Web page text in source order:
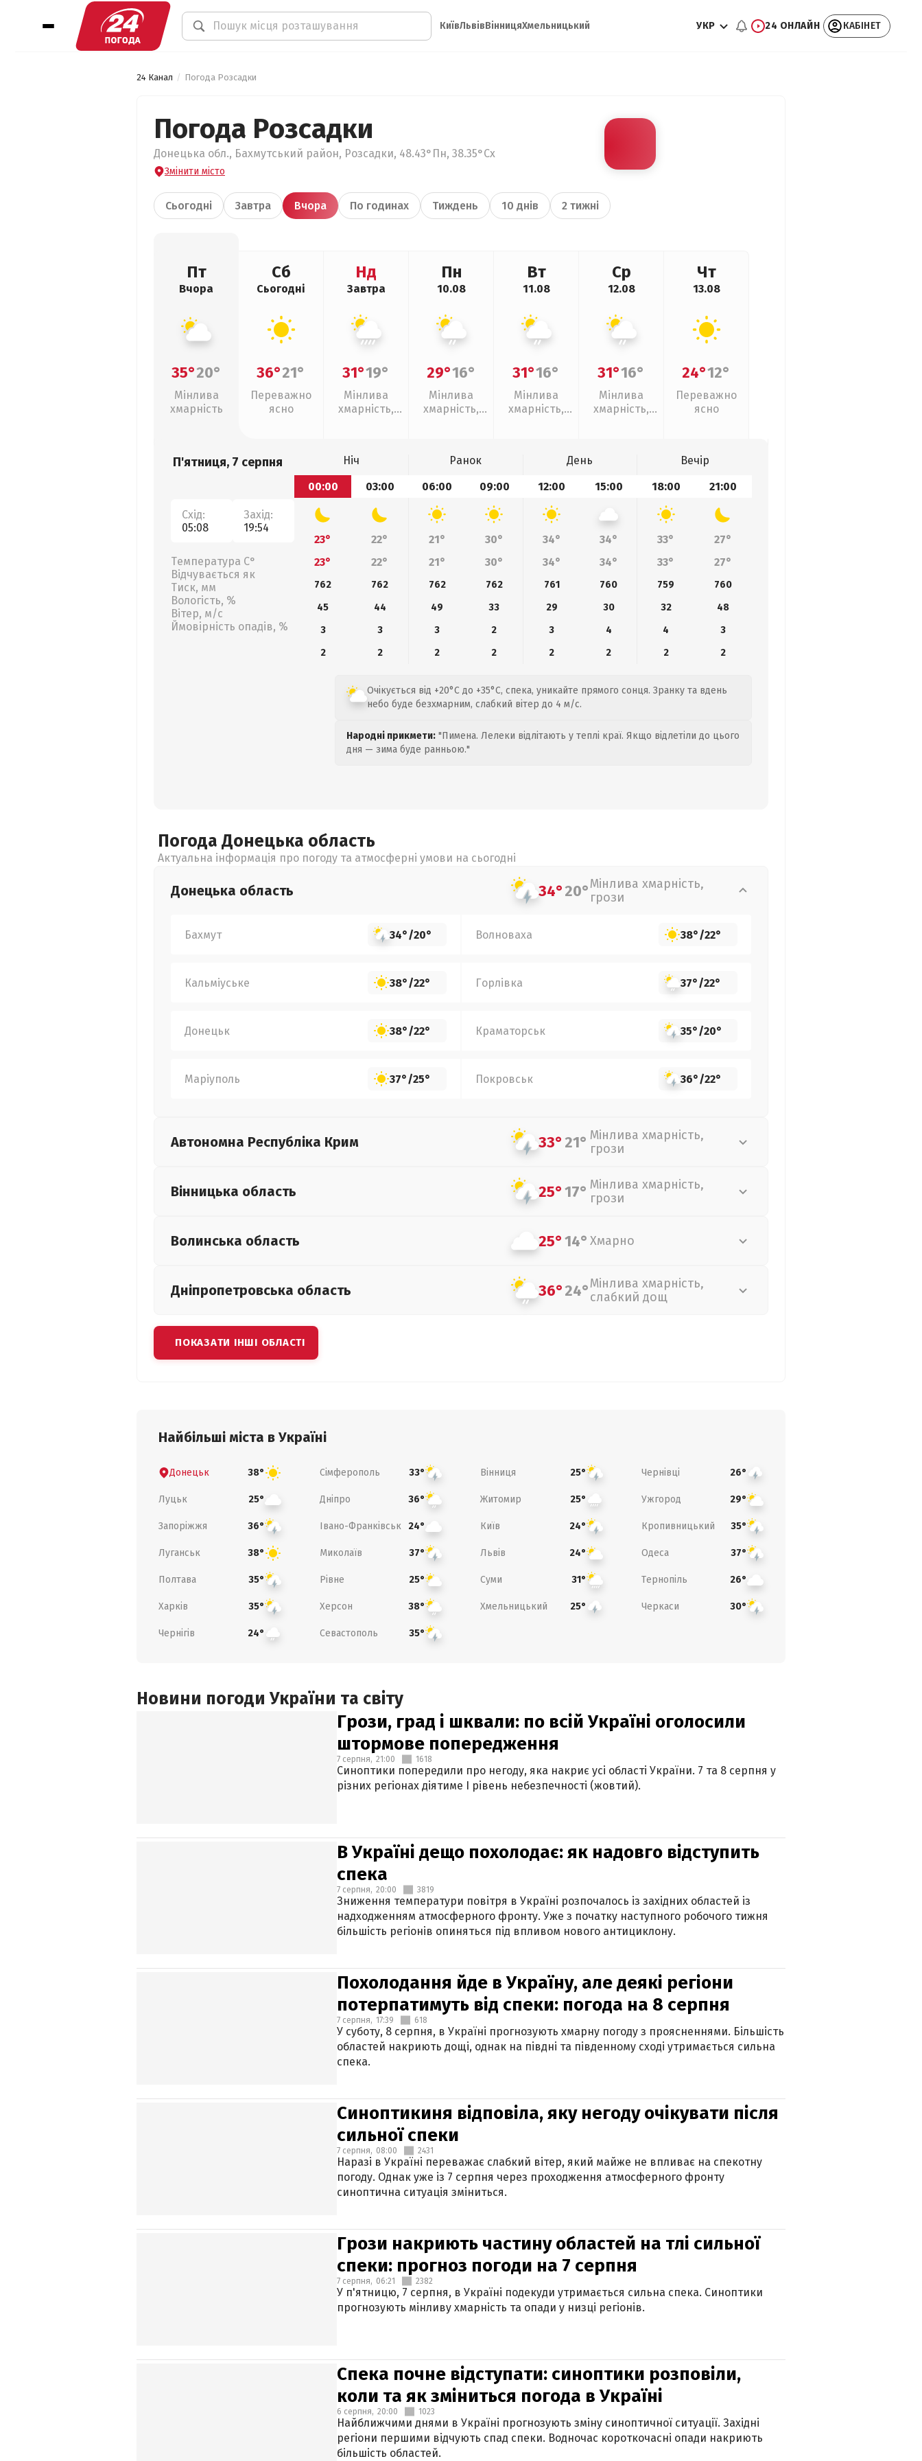
КиївЛьвівВінницяХмельницький УКР 24 ОНЛАЙН КАБІНЕТ
24 Канал Погода Розсадки
Погода Розсадки
Донецька обл., Бахмутський район, Розсадки, 48.43°Пн, 38.35°Сх
Змінити місто
Сьогодні Завтра Вчора По годинах Тиждень 10 днів 2 тижні
Пт
Вчора
35°20°
Мінлива
хмарність
Сб
Сьогодні
36°21°
Переважно
ясно
Нд
Завтра
31°19°
Мінлива
хмарність,
Пн
10.08
29°16°
Мінлива
хмарність,
Вт
11.08
31°16°
Мінлива
хмарність,
Ср
12.08
31°16°
Мінлива
хмарність,
Чт
13.08
24°12°
Переважно
ясно
П'ятниця, 7 серпня
Схід:
05:08
Захід:
19:54
Температура С°
Відчувається як
Тиск, мм
Вологість, %
Вітер, м/с
Ймовірність опадів, %
Ніч Ранок День
Вечір
00:00
03:00 06:00 09:00 12:00 15:00 18:00 21:00
23° 22° 21° 30° 34° 34° 33°
27°
23°
22° 21° 30° 34° 34° 33° 27°
762 762 762 762 761 760 759
760
45
44 49 33 29 30 32
48
3
3 3 2 3 4 4
3
2
2 2 2 2 2 2 2
Очікується від +20°C до +35°C, спека, уникайте прямого сонця. Зранку та вдень
небо буде безхмарним, слабкий вітер до 4 м/с.
Народні прикмети: "Пимена. Лелеки відлітають у теплі краї. Якщо відлетіли до цього
дня — зима буде ранньою."
Погода Донецька область
Актуальна інформація про погоду та атмосферні умови на сьогодні
Донецька область 34°20°Мінлива хмарність,
грози
Бахмут 34°/20° Волноваха 38°/22°
Кальміуське 38°/22° Горлівка 37°/22°
Донецьк 38°/22° Краматорськ 35°/20°
Маріуполь 37°/25° Покровськ 36°/22°
Автономна Республіка Крим 33°21° Мінлива хмарність,
грози
Вінницька область 25°17° Мінлива хмарність,
грози
Волинська область 25°14° Хмарно
Дніпропетровська область 36°24°Мінлива хмарність,
слабкий дощ
ПОКАЗАТИ ІНШІ ОБЛАСТІ
Найбільші міста в Україні
Донецьк 38° Сімферополь 33° Вінниця 25° Чернівці 26°
Луцьк 25° Дніпро 36° Житомир 25° Ужгород 29°
Запоріжжя 36° Івано-Франківськ 24° Київ 24° Кропивницький 35°
Луганськ 38° Миколаїв 37° Львів 24° Одеса 37°
Полтава 35° Рівне 25° Суми 31° Тернопіль 26°
Харків 35° Херсон 38° Хмельницький 25° Черкаси 30°
Чернігів 24° Севастополь 35°
Новини погоди України та світу
Грози, град і шквали: по всій Україні оголосили
штормове попередження
7 серпня, 21:00 1618
Синоптики попередили про негоду, яка накриє усі області України. 7 та 8 серпня у
різних регіонах діятиме І рівень небезпечності (жовтий).
В Україні дещо похолодає: як надовго відступить
спека
7 серпня, 20:00 3819
Зниження температури повітря в Україні розпочалось із західних областей із
надходженням атмосферного фронту. Уже з початку наступного робочого тижня
більшість регіонів опиняться під впливом нового антициклону.
Похолодання йде в Україну, але деякі регіони
потерпатимуть від спеки: погода на 8 серпня
7 серпня, 17:39 618
У суботу, 8 серпня, в Україні прогнозують хмарну погоду з проясненнями. Більшість
областей накриють дощі, однак на півдні та південному сході утримається сильна
спека.
Синоптикиня відповіла, яку негоду очікувати після
сильної спеки
7 серпня, 08:00 2431
Наразі в Україні переважає слабкий вітер, який майже не впливає на спекотну
погоду. Однак уже із 7 серпня через проходження атмосферного фронту
синоптична ситуація зміниться.
Грози накриють частину областей на тлі сильної
спеки: прогноз погоди на 7 серпня
7 серпня, 06:21 2382
У п'ятницю, 7 серпня, в Україні подекуди утримається сильна спека. Синоптики
прогнозують мінливу хмарність та опади у низці регіонів.
Спека почне відступати: синоптики розповіли,
коли та як зміниться погода в Україні
6 серпня, 20:00 1023
Найближчими днями в Україні прогнозують зміну синоптичної ситуації. Західні
регіони першими відчують спад спеки. Водночас короткочасні опади накриють
більшість областей.